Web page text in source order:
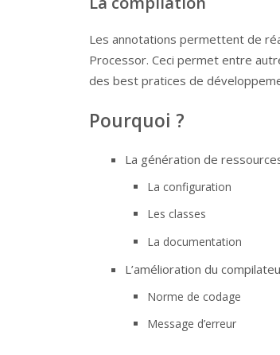
Les annotations permettent de
Processor. Ceci permet entre
des best pratices de
Pourquoi ?
La génération de
La configuration
Les classes
La documentation
L’amélioration du
Norme de codage
Message d’erreur